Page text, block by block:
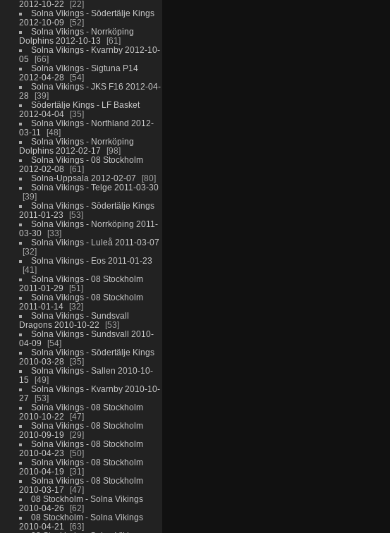
2012-10-22
22
Solna Vikings - Södertälje Kings
2012-10-09
52
Solna Vikings - Norrköping
Dolphins 2012-10-13
61
Solna Vikings - Kvarnby 2012-10-
05
66
Solna Vikings - Sigtuna P14
2012-04-28
54
Solna Vikings - JKS F16 2012-04-
28
39
Södertälje Kings - LF Basket
2012-04-04
35
Solna Vikings - Northland 2012-
03-11
48
Solna Vikings - Norrköping
Dolphins 2012-02-17
98
Solna Vikings - 08 Stockholm
2012-02-08
61
Solna-Uppsala 2012-02-07
80
Solna Vikings - Telge 2011-03-30
39
Solna Vikings - Södertälje Kings
2011-01-23
53
Solna Vikings - Norrköping 2011-
03-30
33
Solna Vikings - Luleå 2011-03-07
32
Solna Vikings - Eos 2011-01-23
41
Solna Vikings - 08 Stockholm
2011-01-29
51
Solna Vikings - 08 Stockholm
2011-01-14
32
Solna Vikings - Sundsvall
Dragons 2010-10-22
53
Solna Vikings - Sundsvall 2010-
04-09
54
Solna Vikings - Södertälje Kings
2010-03-28
35
Solna Vikings - Sallen 2010-10-
15
49
Solna Vikings - Kvarnby 2010-10-
27
53
Solna Vikings - 08 Stockholm
2010-10-22
47
Solna Vikings - 08 Stockholm
2010-09-19
29
Solna Vikings - 08 Stockholm
2010-04-23
50
Solna Vikings - 08 Stockholm
2010-04-19
31
Solna Vikings - 08 Stockholm
2010-03-17
47
08 Stockholm - Solna Vikings
2010-04-26
62
08 Stockholm - Solna Vikings
2010-04-21
63